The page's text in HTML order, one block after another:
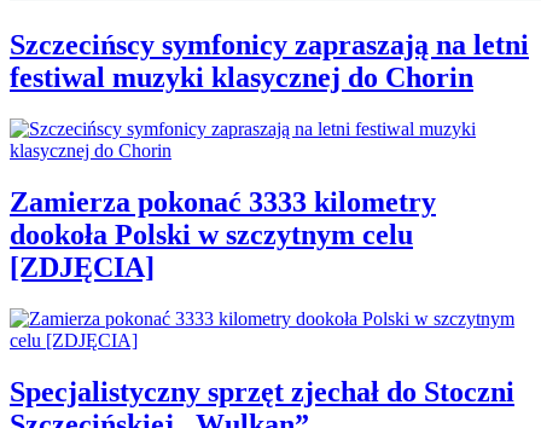
Szczecińscy symfonicy zapraszają na letni
festiwal muzyki klasycznej do Chorin
Zamierza pokonać 3333 kilometry
dookoła Polski w szczytnym celu
[ZDJĘCIA]
Specjalistyczny sprzęt zjechał do Stoczni